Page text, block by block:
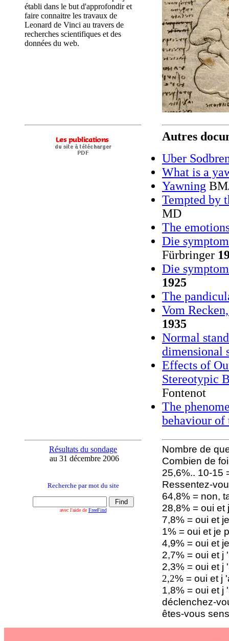
établi dans le but d'approfondir et
faire connaitre les travaux de
Leonard de Vinci au travers de
recherches scientifiques et des
données du web.
Autres
Uber
What is a
Yawning
Tempted by
MD
The
Die
Fürbringer
Die
1925
The
Vom
1935
Normal
dimensional
Effects of
Stereotypic
Fontenot
The
behaviour of
Résultats du sondage
au 31 décembre 2006
Recherche par mot du site
avec l'aide de FreeFind
Nombre de
Combien de
25,6%.. 10-15
Ressentez-
64,8% = non,
28,8% = oui
7,8% = oui et
1% = oui et je
4,9% = oui et
2,7% = oui et j
2,3% = oui et j
2,2% = oui et j
1,8% = oui et j
déclenchez-
êtes-vous